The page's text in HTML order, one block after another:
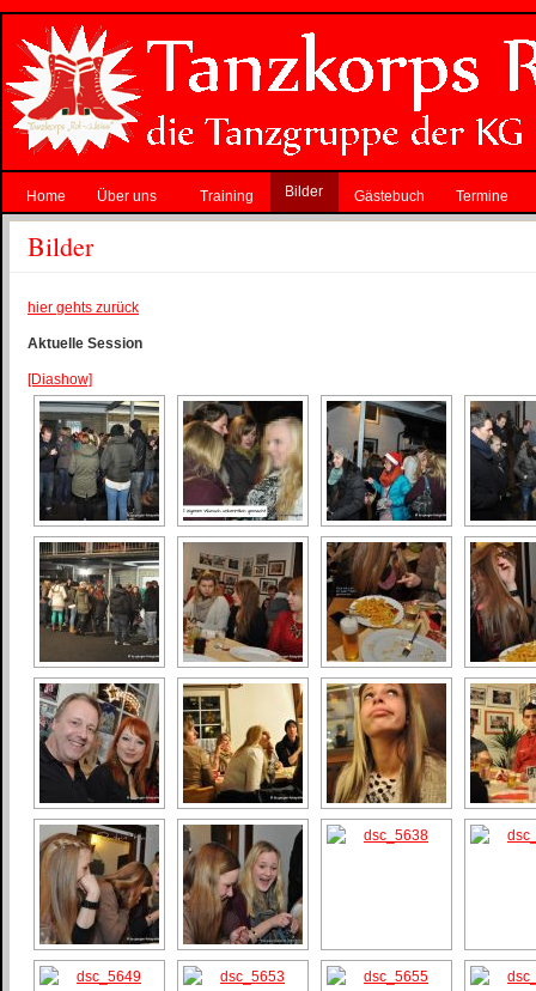
Home Über uns Training Bilder Gästebuch Termine
Bilder
hier gehts zurück
Aktuelle Session
[Diashow]